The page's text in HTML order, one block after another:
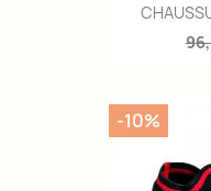
-10%